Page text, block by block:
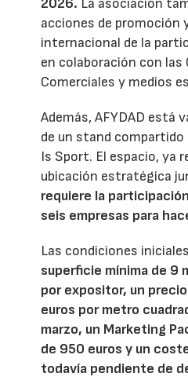
2026. La asociación
acciones de promoción
internacional de la
en colaboración con las
Comerciales y medios
Además, AFYDAD está
de un stand compartido
Is Sport. El espacio, ya
ubicación estratégica
requiere la
seis empresas para
Las condiciones
superficie mínima de 9
por expositor, un
euros por metro
marzo, un Marketing
de 950 euros y un
todavía pendiente de